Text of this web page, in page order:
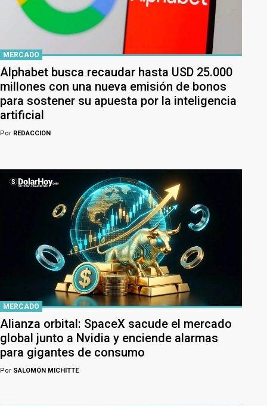
MERCADO
Alphabet busca recaudar hasta USD 25.000
millones con una nueva emisión de bonos
para sostener su apuesta por la inteligencia
artificial
Por REDACCION
MERCADO
Alianza orbital: SpaceX sacude el mercado
global junto a Nvidia y enciende alarmas
para gigantes de consumo
Por SALOMÓN MICHITTE